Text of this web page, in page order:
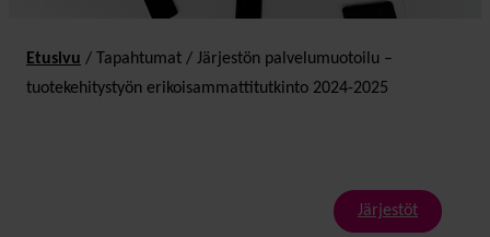
Etusivu / Tapahtumat / Järjestön palvelumuotoilu –
tuotekehitystyön erikoisammattitutkinto 2024-2025
Järjestöt